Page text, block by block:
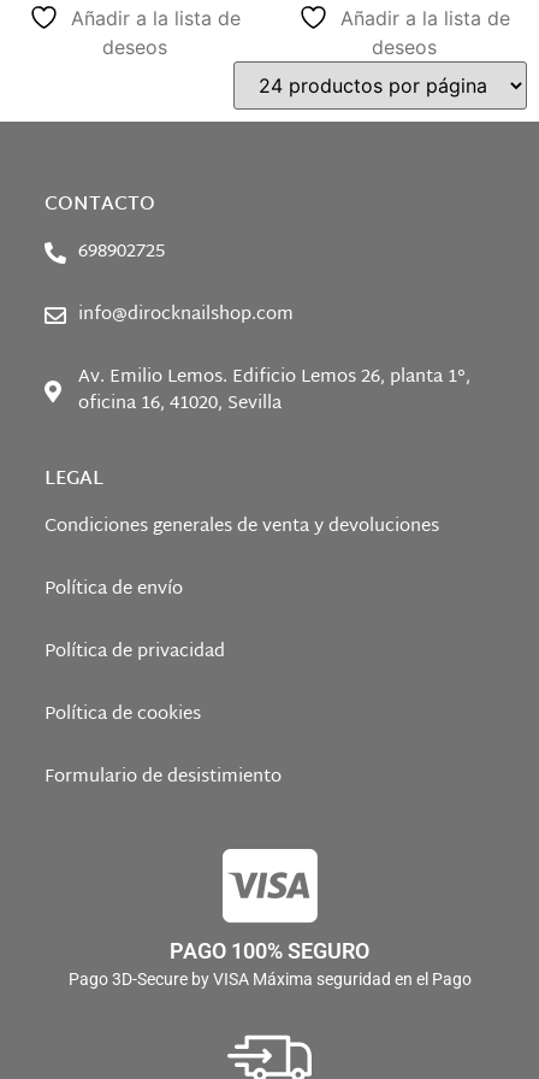
Añadir a la lista de
deseos
Añadir a la lista de
deseos
CONTACTO
698902725
info@dirocknailshop.com
Av. Emilio Lemos. Edificio Lemos 26, planta 1°,
oficina 16, 41020, Sevilla
LEGAL
Condiciones generales de venta y devoluciones
Política de envío
Política de privacidad
Política de cookies
Formulario de desistimiento
PAGO 100% SEGURO
Pago 3D-Secure by VISA Máxima seguridad en el Pago